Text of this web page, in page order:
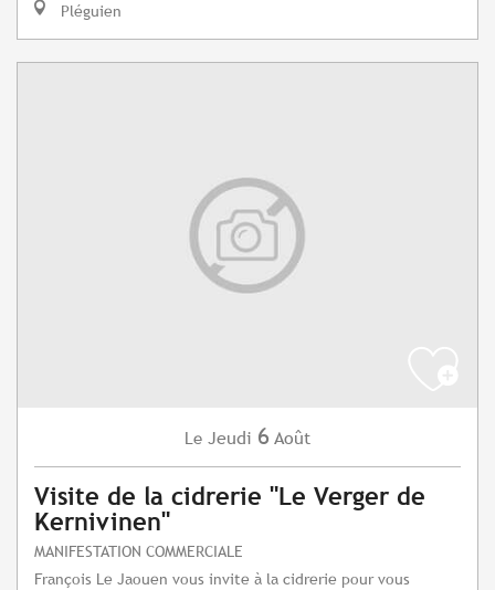
Pléguien
Le Jeudi 6 Août
Visite de la cidrerie "Le Verger de
Kernivinen"
MANIFESTATION COMMERCIALE
François Le Jaouen vous invite à la cidrerie pour vous